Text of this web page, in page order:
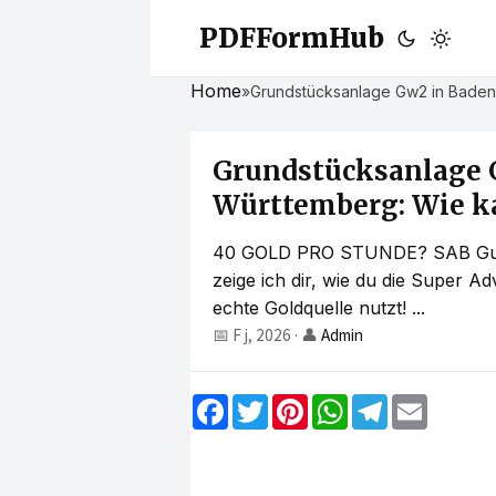
PDFFormHub
Home»Grundstücksanlage Gw2 in
Grundstücksanlage
Württemberg: Wie
40 GOLD PRO STUNDE? SAB
zeige ich dir, wie du die Super
echte Goldquelle nutzt! ...
📅 F j, 2026 · 👤 Admin
F
a
T
w
P
W
h
T
e